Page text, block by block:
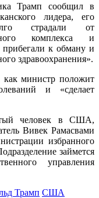
Трамп сообщил в
лидера, его
страдали от
комплекса и
к обману и
здравоохранения».
как министр положит
и «сделает
человек в США,
Вивек Рамасвами
избранного
займется
управления
Трамп США